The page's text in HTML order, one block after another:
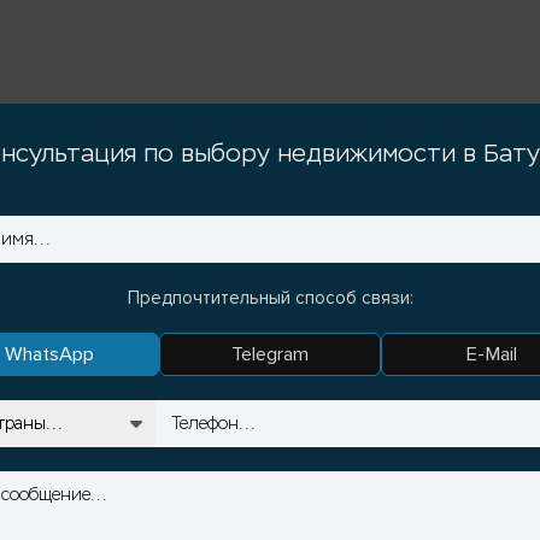
по выбору недвижимости в
Предпочтительный способ связи:
WhatsApp Telegram E-Mail